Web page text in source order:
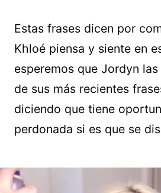
Estas frases dicen por
Khloé piensa y siente en
esperemos que Jordyn
de sus más recientes
diciendo que tiene
perdonada si es que se